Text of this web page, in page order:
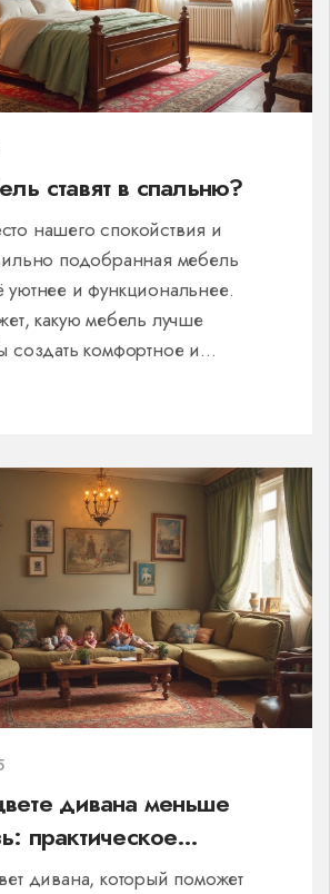
стильную спальню.
ставят в спальню?
нашего спокойствия и
подобранная мебель
и функциональнее.
какую мебель лучше
создать комфортное и
выбора кровати, шкафов и
Узнайте, как мебель может
самочувствие и как её
максимизировать комфорт.
советы помогут
вашей мечты.
дивана меньше
практическое
дивана, который поможет